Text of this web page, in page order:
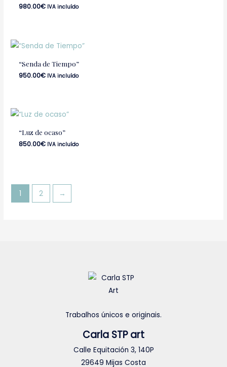
980.00€ IVA incluído
“Senda de Tiempo”
950.00€ IVA incluído
“Luz de ocaso”
850.00€ IVA incluído
1 2 →
Trabalhos únicos e originais.
Carla STP art
Calle Equitación 3, 140P
29649 Mijas Costa